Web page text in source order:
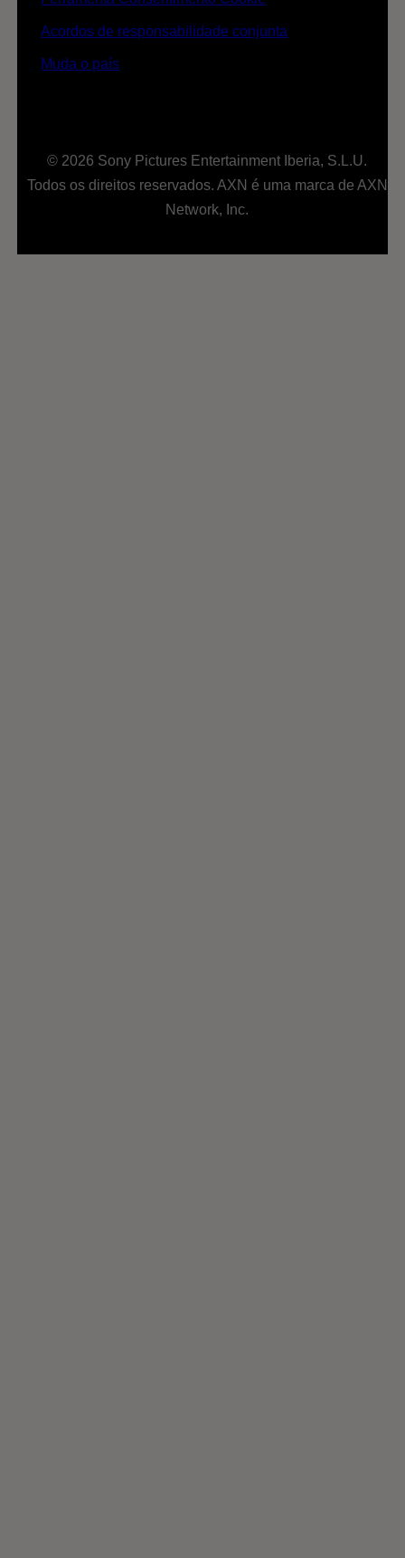
Acordos de responsabilidade conjunta
Muda o país
© 2026 Sony Pictures Entertainment Iberia, S.L.U.
Todos os direitos reservados. AXN é uma marca de AXN
Network, Inc.